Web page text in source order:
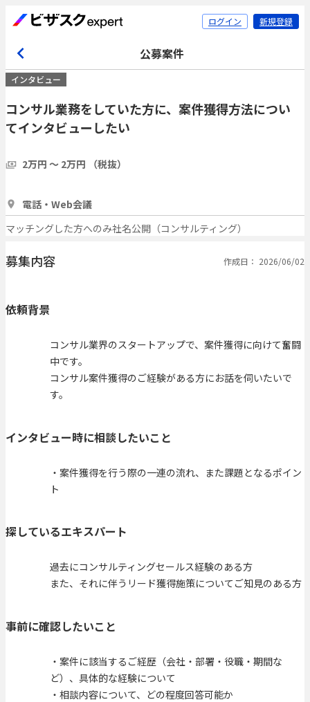
ログイン 新規登録
公募案件
インタビュー
コンサル業務をしていた方に、案件獲得方法につい
てインタビューしたい
2万円 〜 2万円 （税抜）
電話・Web会議
マッチングした方へのみ社名公開（コンサルティング）
募集内容 作成日： 2026/06/02
依頼背景
コンサル業界のスタートアップで、案件獲得に向けて奮闘
中です。
コンサル案件獲得のご経験がある方にお話を伺いたいで
す。
インタビュー時に相談したいこと
・案件獲得を行う際の一連の流れ、また課題となるポイン
ト
探しているエキスパート
過去にコンサルティングセールス経験のある方
また、それに伴うリード獲得施策についてご知見のある方
事前に確認したいこと
・案件に該当するご経歴（会社・部署・役職・期間な
ど）、具体的な経験について
・相談内容について、どの程度回答可能か